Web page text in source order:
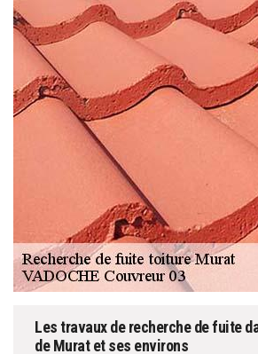
Les travaux de recherche de fuite
de Murat et ses environs